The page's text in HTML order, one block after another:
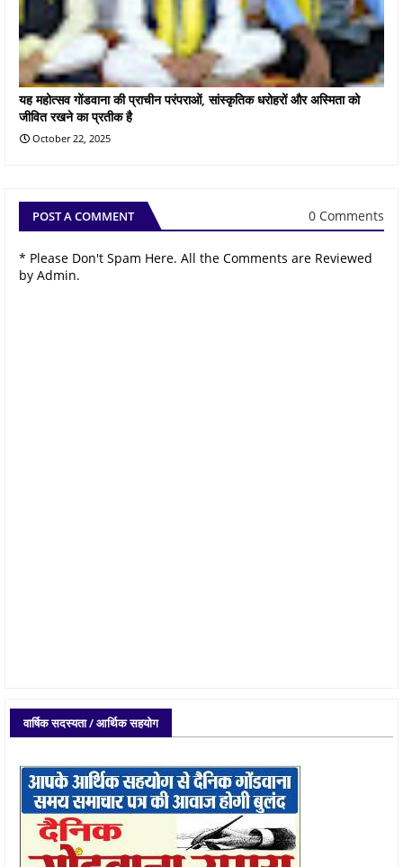
यह महोत्सव गोंडवाना की प्राचीन परंपराओं, सांस्कृतिक धरोहरों और अस्मिता को
जीवित रखने का प्रतीक है
October 22, 2025
POST A COMMENT 0 Comments
* Please Don't Spam Here. All the Comments are Reviewed
by Admin.
वार्षिक सदस्यता / आर्थिक सहयोग